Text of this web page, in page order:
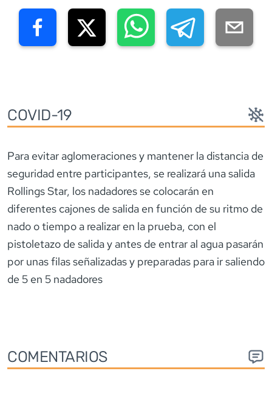
COVID-19
Para evitar aglomeraciones y mantener la distancia de
seguridad entre participantes, se realizará una salida
Rollings Star, los nadadores se colocarán en
diferentes cajones de salida en función de su ritmo de
nado o tiempo a realizar en la prueba, con el
pistoletazo de salida y antes de entrar al agua pasarán
por unas filas señalizadas y preparadas para ir saliendo
de 5 en 5 nadadores
COMENTARIOS